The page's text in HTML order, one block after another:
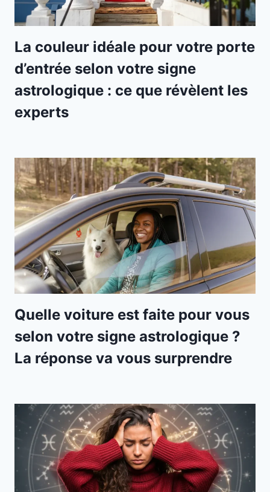
La couleur idéale pour votre porte
d’entrée selon votre signe
astrologique : ce que révèlent les
experts
Quelle voiture est faite pour vous
selon votre signe astrologique ?
La réponse va vous surprendre